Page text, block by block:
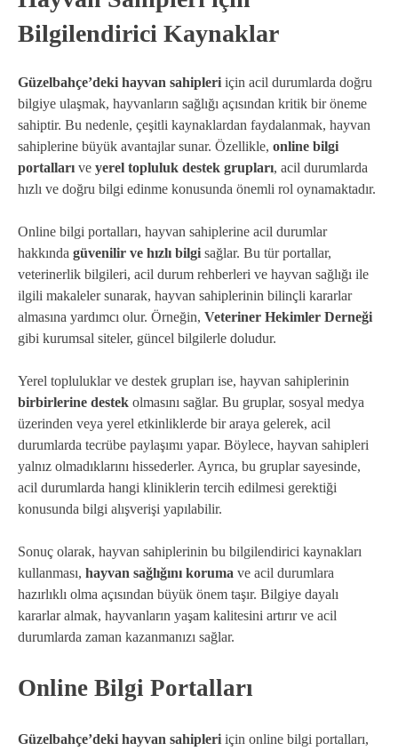
Bilgilendirici Kaynaklar
Güzelbahçe’deki hayvan sahipleri için acil durumlarda doğru
bilgiye ulaşmak, hayvanların sağlığı açısından kritik bir öneme
sahiptir. Bu nedenle, çeşitli kaynaklardan faydalanmak, hayvan
sahiplerine büyük avantajlar sunar. Özellikle, online bilgi
portalları ve yerel topluluk destek grupları, acil durumlarda
hızlı ve doğru bilgi edinme konusunda önemli rol oynamaktadır.
Online bilgi portalları, hayvan sahiplerine acil durumlar
hakkında güvenilir ve hızlı bilgi sağlar. Bu tür portallar,
veterinerlik bilgileri, acil durum rehberleri ve hayvan sağlığı ile
ilgili makaleler sunarak, hayvan sahiplerinin bilinçli kararlar
almasına yardımcı olur. Örneğin, Veteriner Hekimler Derneği
gibi kurumsal siteler, güncel bilgilerle doludur.
Yerel topluluklar ve destek grupları ise, hayvan sahiplerinin
birbirlerine destek olmasını sağlar. Bu gruplar, sosyal medya
üzerinden veya yerel etkinliklerde bir araya gelerek, acil
durumlarda tecrübe paylaşımı yapar. Böylece, hayvan sahipleri
yalnız olmadıklarını hissederler. Ayrıca, bu gruplar sayesinde,
acil durumlarda hangi kliniklerin tercih edilmesi gerektiği
konusunda bilgi alışverişi yapılabilir.
Sonuç olarak, hayvan sahiplerinin bu bilgilendirici kaynakları
kullanması, hayvan sağlığını koruma ve acil durumlara
hazırlıklı olma açısından büyük önem taşır. Bilgiye dayalı
kararlar almak, hayvanların yaşam kalitesini artırır ve acil
durumlarda zaman kazanmanızı sağlar.
Online Bilgi Portalları
Güzelbahçe’deki hayvan sahipleri için online bilgi portalları,